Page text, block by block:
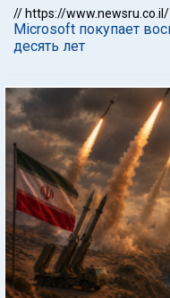
// https://www.newsru.co.il/
Microsoft покупает
десять лет